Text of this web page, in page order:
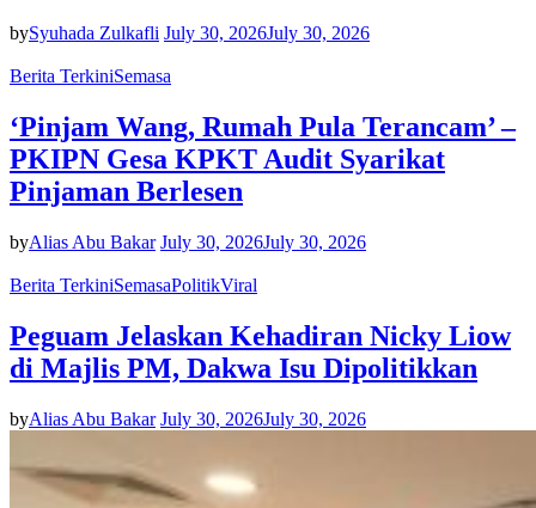
bySyuhada Zulkafli July 30, 2026July 30, 2026
Berita TerkiniSemasa
‘Pinjam Wang, Rumah Pula Terancam’ –
PKIPN Gesa KPKT Audit Syarikat
Pinjaman Berlesen
byAlias Abu Bakar July 30, 2026July 30, 2026
Berita TerkiniSemasaPolitikViral
Peguam Jelaskan Kehadiran Nicky Liow
di Majlis PM, Dakwa Isu Dipolitikkan
byAlias Abu Bakar July 30, 2026July 30, 2026